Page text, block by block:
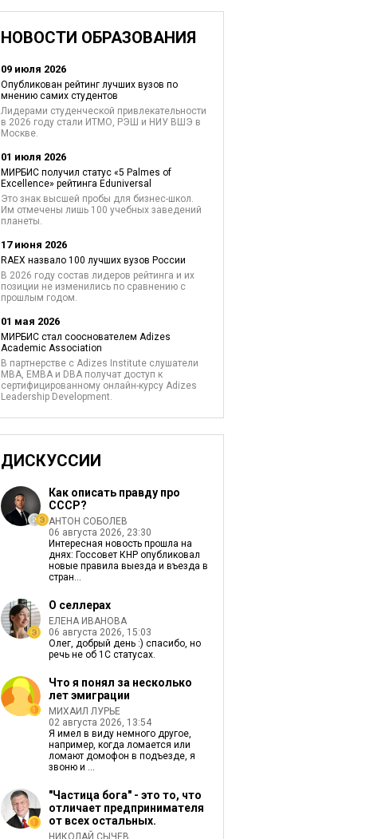
НОВОСТИ ОБРАЗОВАНИЯ
09 июля 2026
Опубликован рейтинг лучших вузов по
мнению самих студентов
Лидерами студенческой привлекательности
в 2026 году стали ИТМО, РЭШ и НИУ ВШЭ в
Москве.
01 июля 2026
МИРБИС получил статус «5 Palmes of
Excellence» рейтинга Eduniversal
Это знак высшей пробы для бизнес-школ.
Им отмечены лишь 100 учебных заведений
планеты.
17 июня 2026
RAEX назвало 100 лучших вузов России
В 2026 году состав лидеров рейтинга и их
позиции не изменились по сравнению с
прошлым годом.
01 мая 2026
МИРБИС стал сооснователем Adizes
Academic Association
В партнерстве с Adizes Institute слушатели
MBA, EMBA и DBA получат доступ к
сертифицированному онлайн-курсу Adizes
Leadership Development.
ДИСКУССИИ
Как описать правду про
СССР?
АНТОН СОБОЛЕВ
06 августа 2026, 23:30
Интересная новость прошла на
днях: Госсовет КНР опубликовал
новые правила выезда и въезда в
стран...
О селлерах
ЕЛЕНА ИВАНОВА
06 августа 2026, 15:03
Олег, добрый день :) спасибо, но
речь не об 1С статусах.
Что я понял за несколько
лет эмиграции
МИХАИЛ ЛУРЬЕ
02 августа 2026, 13:54
Я имел в виду немного другое,
например, когда ломается или
ломают домофон в подъезде, я
звоню и ...
"Частица бога" - это то, что
отличает предпринимателя
от всех остальных.
НИКОЛАЙ СЫЧЕВ